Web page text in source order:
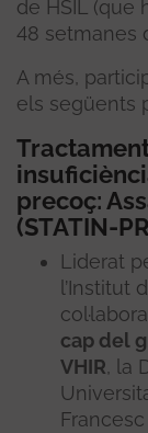
de HSIL (que
48 setmanes
A més,
els següents
precoç:
(STATIN-
Liderat
l’Institut
cap del
VHIR, la
Francesc